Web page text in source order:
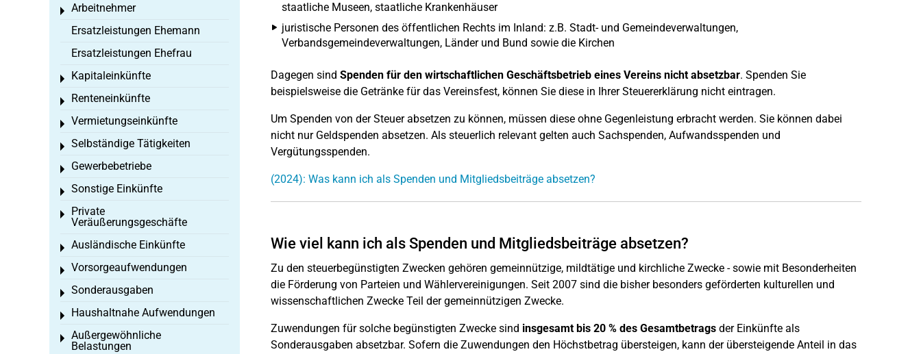
staatliche Museen, staatliche Krankenhäuser
juristische Personen des öffentlichen Rechts im Inland: z.B. Stadt- und Gemeindeverwaltungen,
Verbandsgemeindeverwaltungen, Länder und Bund sowie die Kirchen
Dagegen sind Spenden für den wirtschaftlichen Geschäftsbetrieb eines Vereins nicht absetzbar. Spenden Sie
beispielsweise die Getränke für das Vereinsfest, können Sie diese in Ihrer Steuererklärung nicht eintragen.
Um Spenden von der Steuer absetzen zu können, müssen diese ohne Gegenleistung erbracht werden. Sie können dabei
nicht nur Geldspenden absetzen. Als steuerlich relevant gelten auch Sachspenden, Aufwandsspenden und
Vergütungsspenden.
(2024): Was kann ich als Spenden und Mitgliedsbeiträge absetzen?
Wie viel kann ich als Spenden und Mitgliedsbeiträge absetzen?
Zu den steuerbegünstigten Zwecken gehören gemeinnützige, mildtätige und kirchliche Zwecke - sowie mit Besonderheiten
die Förderung von Parteien und Wählervereinigungen. Seit 2007 sind die bisher besonders geförderten kulturellen und
wissenschaftlichen Zwecke Teil der gemeinnützigen Zwecke.
Zuwendungen für solche begünstigten Zwecke sind insgesamt bis 20 % des Gesamtbetragsder Einkünfte als
Sonderausgaben absetzbar. Sofern die Zuwendungen den Höchstbetrag übersteigen, kann der übersteigende Anteil in das
Arbeitnehmer
Toggle menu
Ersatzleistungen Ehemann
Ersatzleistungen Ehefrau
Kapitaleinkünfte
Toggle menu
Renteneinkünfte
Toggle menu
Vermietungseinkünfte
Toggle menu
Selbständige Tätigkeiten
Toggle menu
Gewerbebetriebe
Toggle menu
Sonstige Einkünfte
Toggle menu
Private
Veräußerungsgeschäfte
Toggle menu
Ausländische Einkünfte
Toggle menu
Vorsorgeaufwendungen
Toggle menu
Sonderausgaben
Toggle menu
Haushaltnahe Aufwendungen
Toggle menu
Außergewöhnliche
Belastungen
Toggle menu